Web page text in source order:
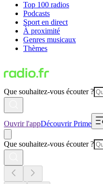
Top 100 radios
Podcasts
Sport en direct
À proximité
Genres musicaux
Thèmes
Que souhaitez-vous écouter ?
Ouvrir l'appDécouvrir Prime
Que souhaitez-vous écouter ?